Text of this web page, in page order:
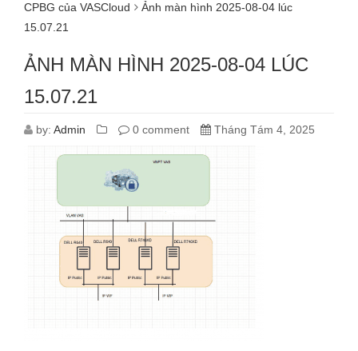
CPBG của VASCloud
Ảnh màn hình 2025-08-04 lúc
15.07.21
ẢNH MÀN HÌNH 2025-08-04 LÚC
15.07.21
by: Admin 0 comment Tháng Tám 4, 2025